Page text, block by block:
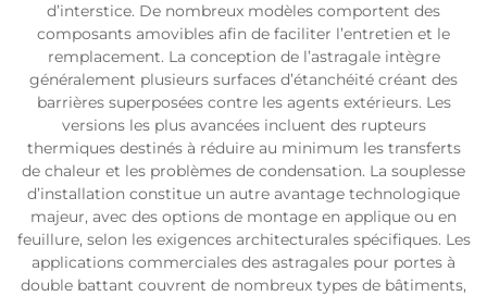
d’interstice. De nombreux modèles comportent des
composants amovibles afin de faciliter l’entretien et le
remplacement. La conception de l’astragale intègre
généralement plusieurs surfaces d’étanchéité créant des
barrières superposées contre les agents extérieurs. Les
versions les plus avancées incluent des rupteurs
thermiques destinés à réduire au minimum les transferts
de chaleur et les problèmes de condensation. La souplesse
d’installation constitue un autre avantage technologique
majeur, avec des options de montage en applique ou en
feuillure, selon les exigences architecturales spécifiques. Les
applications commerciales des astragales pour portes à
double battant couvrent de nombreux types de bâtiments,